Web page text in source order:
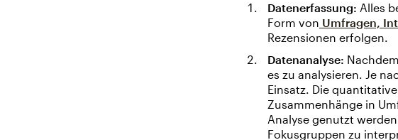
Datenerfassung: Alles
Form von Umfragen,
Rezensionen erfolgen.
Datenanalyse:
es zu analysieren. Je
Einsatz. Die
Zusammenhänge in
Analyse genutzt
Fokusgruppen zu